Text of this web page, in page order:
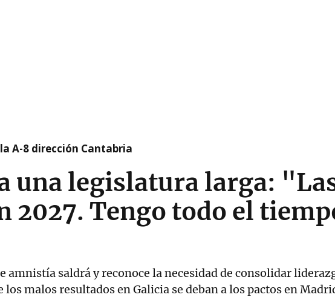
A-8 dirección Cantabria
una legislatura larga:
2027. Tengo todo el
amnistía saldrá y reconoce la necesidad de consolidar
los malos resultados en Galicia se deban a los pactos en